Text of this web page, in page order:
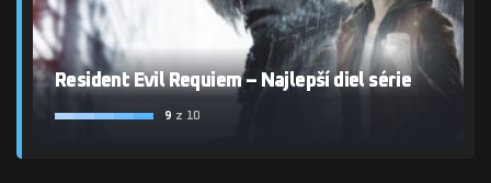
Resident Evil Requiem – Najlepší diel série
9 z 10